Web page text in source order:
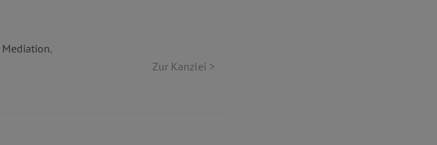
Mediation,
Zur Kanzlei >